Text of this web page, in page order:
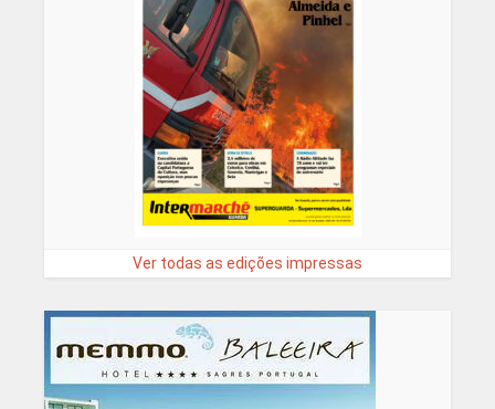
Ver todas as edições impressas